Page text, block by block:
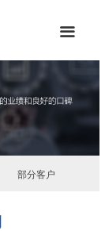
끀
部分客户